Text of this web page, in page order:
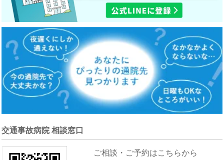
交通事故病院 相談窓口
ご相談・ご予約はこちらから